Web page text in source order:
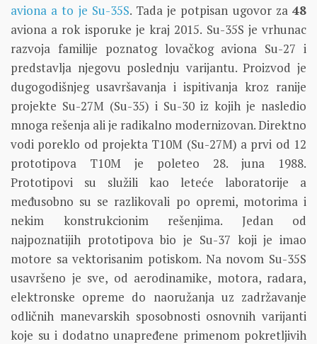
aviona a to je Su-35S. Tada je potpisan ugovor za48
aviona a rok isporuke je kraj 2015. Su-35S je vrhunac
razvoja familije poznatog lovačkog aviona Su-27 i
predstavlja njegovu poslednju varijantu. Proizvod je
dugogodišnjeg usavršavanja i ispitivanja kroz ranije
projekte Su-27M (Su-35) i Su-30 iz kojih je nasledio
mnoga rešenja ali je radikalno modernizovan. Direktno
vodi poreklo od projekta T10M (Su-27M) a prvi od 12
prototipova T10M je poleteo 28. juna 1988.
Prototipovi su služili kao leteće laboratorije a
međusobno su se razlikovali po opremi, motorima i
nekim konstrukcionim rešenjima. Jedan od
najpoznatijih prototipova bio je Su-37 koji je imao
motore sa vektorisanim potiskom. Na novom Su-35S
usavršeno je sve, od aerodinamike, motora, radara,
elektronske opreme do naoružanja uz zadržavanje
odličnih manevarskih sposobnosti osnovnih varijanti
koje su i dodatno unapređene primenom pokretljivih